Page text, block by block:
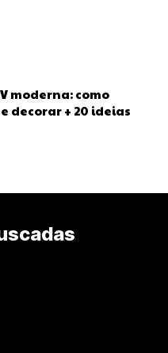
moderna: como
decorar + 20 ideias